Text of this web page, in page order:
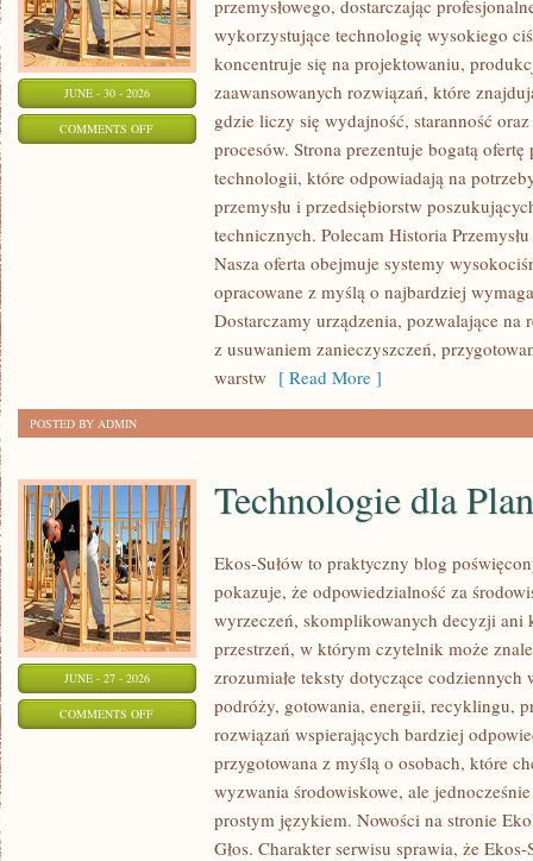
JUNE - 30 - 2026
COMMENTS OFFON
ENERGETYKA
przemysłowego, dostarczając
wykorzystujące technologię wysokiego
koncentruje się na projektowaniu,
zaawansowanych rozwiązań, które
gdzie liczy się wydajność, staranność
procesów. Strona prezentuje bogatą ofertę
technologii, które odpowiadają na
przemysłu i przedsiębiorstw
technicznych. Polecam Historia
Nasza oferta obejmuje systemy
opracowane z myślą o najbardziej
Dostarczamy urządzenia, pozwalające na
z usuwaniem zanieczyszczeń,
warstw [ Read More ]
POSTED BY ADMIN
JUNE - 27 - 2026
COMMENTS OFFON
TECHNOLOGIE
Technologie dla
Ekos-Sułów to praktyczny blog
pokazuje, że odpowiedzialność za
wyrzeczeń, skomplikowanych decyzji ani
przestrzeń, w którym czytelnik może
zrozumiałe teksty dotyczące
podróży, gotowania, energii, recyklingu,
rozwiązań wspierających bardziej
przygotowana z myślą o osobach, które
wyzwania środowiskowe, ale
prostym językiem. Nowości na stronie
Głos. Charakter serwisu sprawia, że